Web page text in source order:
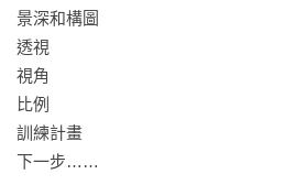
「本書精彩包羅了藝術創作從美學觀
知。」
——林千鈴( 蘇荷兒童美術館 館長)
「一本循序漸進引導孩子喜歡藝術的
術創作可能性。」
景深和構圖
透視
視角
比例
訓練計畫
下一步……